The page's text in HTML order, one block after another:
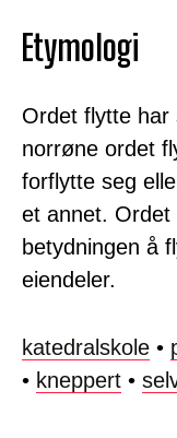
Etymologi
Ordet flytte har
norrøne ordet
forflytte seg
et annet. Ordet
betydningen å
eiendeler.
katedralskole •
• kneppert •